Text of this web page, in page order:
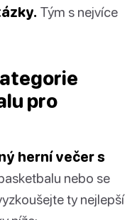
Tým s nejvíce
pro
herní večer s
nebo se
ty nejlepší